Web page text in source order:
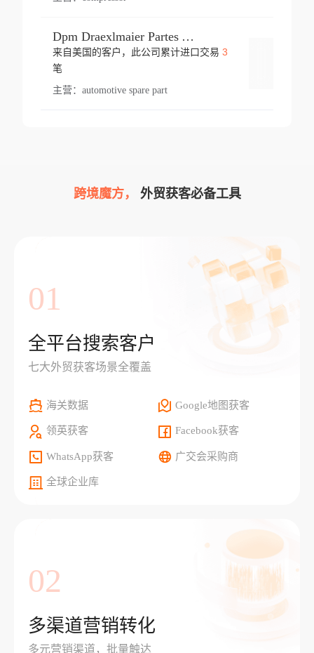
Dpm Draexlmaier Partes Automotrices Corr Ind Huejotzingo
来自美国的客户，此公司累计进口交易 3
笔
主营： automotive spare part
跨境魔方， 外贸获客必备工具
01
全平台搜索客户
七大外贸获客场景全覆盖
海关数据 Google地图获客
领英获客 Facebook获客
WhatsApp获客 广交会采购商
全球企业库
02
多渠道营销转化
多元营销渠道，批量触达